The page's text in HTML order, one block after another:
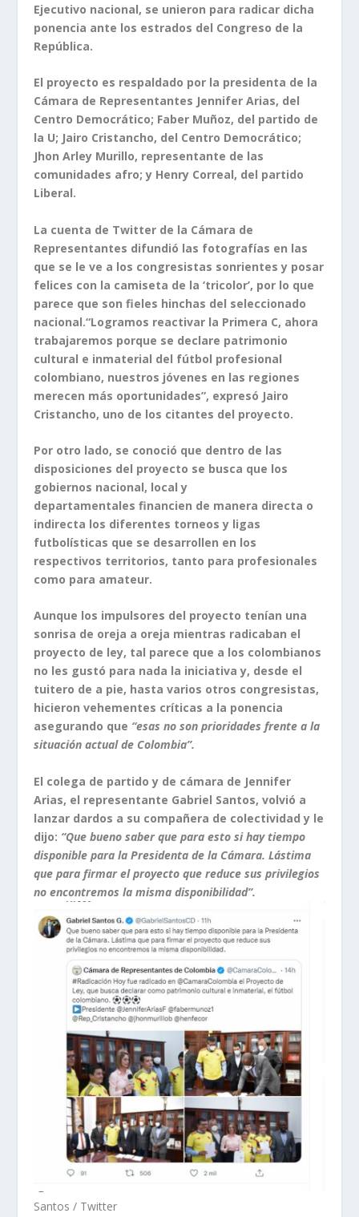
Ejecutivo nacional, se unieron para radicar dicha
ponencia ante los estrados del Congreso de la
República.
El proyecto es respaldado por la presidenta de la
Cámara de Representantes Jennifer Arias, del
Centro Democrático; Faber Muñoz, del partido de
la U; Jairo Cristancho, del Centro Democrático;
Jhon Arley Murillo, representante de las
comunidades afro; y Henry Correal, del partido
Liberal.
La cuenta de Twitter de la Cámara de
Representantes difundió las fotografías en las
que se le ve a los congresistas sonrientes y posar
felices con la camiseta de la ‘tricolor’, por lo que
parece que son fieles hinchas del seleccionado
nacional.“Logramos reactivar la Primera C, ahora
trabajaremos porque se declare patrimonio
cultural e inmaterial del fútbol profesional
colombiano, nuestros jóvenes en las regiones
merecen más oportunidades”, expresó Jairo
Cristancho, uno de los citantes del proyecto.
Por otro lado, se conoció que dentro de las
disposiciones del proyecto se busca que los
gobiernos nacional, local y
departamentales financien de manera directa o
indirecta los diferentes torneos y ligas
futbolísticas que se desarrollen en los
respectivos territorios, tanto para profesionales
como para amateur.
Aunque los impulsores del proyecto tenían una
sonrisa de oreja a oreja mientras radicaban el
proyecto de ley, tal parece que a los colombianos
no les gustó para nada la iniciativa y, desde el
tuitero de a pie, hasta varios otros congresistas,
hicieron vehementes críticas a la ponencia
asegurando que “esas no son prioridades frente a la
situación actual de Colombia”.
El colega de partido y de cámara de Jennifer
Arias, el representante Gabriel Santos, volvió a
lanzar dardos a su compañera de colectividad y le
dijo: “Que bueno saber que para esto si hay tiempo
disponible para la Presidenta de la Cámara. Lástima
que para firmar el proyecto que reduce sus privilegios
no encontremos la misma disponibilidad”.
Santos / Twitter